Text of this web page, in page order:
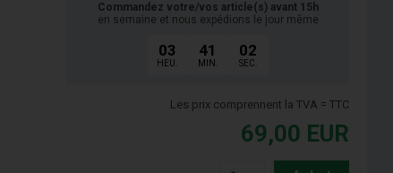
Commandez votre/vos article(s) avant 15h
en semaine et nous expédions le jour même
03
HEU.
41
MIN.
01
SEC.
Les prix comprennent la TVA = TTC
69,00 EUR